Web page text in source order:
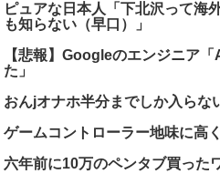
ピュアな日本人「下北沢って海
も知らない（早口）」
【悲報】Googleのエンジニア
た」
おんjオナホ半分までしか入らな
ゲームコントローラー地味に高
六年前に10万のペンタブ買った